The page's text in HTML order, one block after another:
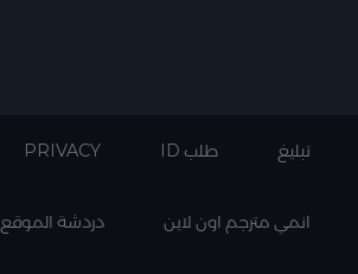
تبليغ طلب ID PRIVACY
انمي مترجم اون لاين دردشة الموقع